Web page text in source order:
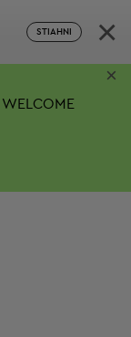
STIAHNI ×
WELCOME
×